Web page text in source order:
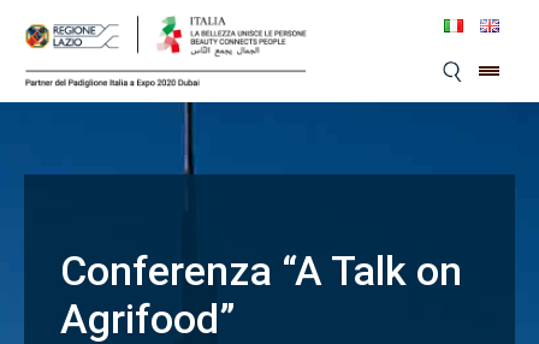
content
Conferenza “A Talk on
Agrifood”